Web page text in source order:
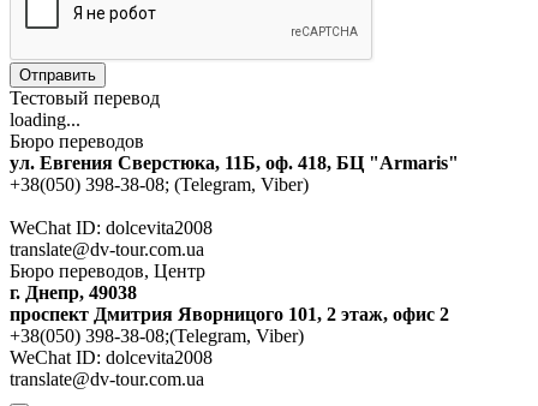
Отправить
Тестовый перевод
loading...
Бюро переводов
ул. Евгения Сверстюка, 11Б, оф. 418, БЦ "Armaris"
+38(050) 398-38-08; (Telegram, Viber)
WeChat ID: dolcevita2008
translate@dv-tour.com.ua
Бюро переводов, Центр
г. Днепр, 49038
проспект Дмитрия Яворницого 101, 2 этаж, офис 2
+38(050) 398-38-08;(Telegram, Viber)
WeChat ID: dolcevita2008
translate@dv-tour.com.ua